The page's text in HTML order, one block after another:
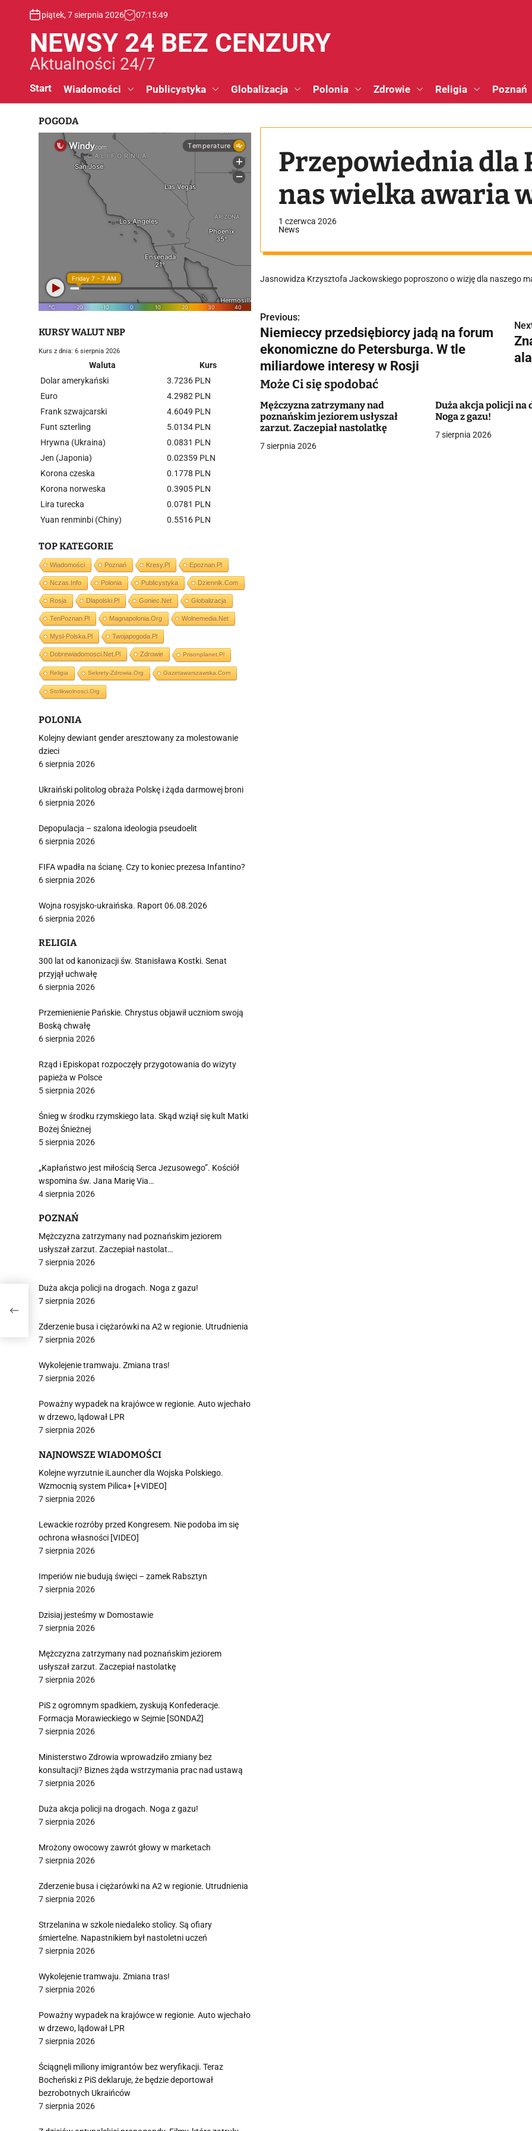
piątek, 7 sierpnia 2026 07:15:49
NEWSY 24 BEZ CENZURY
Aktualności 24/7
Start Wiadomości Publicystyka Globalizacja Polonia Zdrowie Religia Poznań
Przepowiednia dla
nas wielka awaria
1 czerwca 2026
News
Jasnowidza Krzysztofa Jackowskiego poproszono o wizję dla naszego
N
a
w
i
g
a
Previous:
Niemieccy przedsiębiorcy jadą na forum
ekonomiczne do Petersburga. W tle
miliardowe interesy w Rosji
Może Ci się spodobać
Mężczyzna zatrzymany nad
poznańskim jeziorem usłyszał
zarzut. Zaczepiał nastolatkę
7 sierpnia 2026
Duża akcja policji na
Noga z gazu!
7 sierpnia 2026
POGODA
KURSY WALUT NBP
Kurs z dnia: 6 sierpnia 2026
Waluta
Kurs
Dolar amerykański
3.7236 PLN
Euro
4.2982 PLN
Frank szwajcarski
4.6049 PLN
Funt szterling
5.0134 PLN
Hrywna (Ukraina)
0.0831 PLN
Jen (Japonia)
0.02359 PLN
Korona czeska
0.1778 PLN
Korona norweska
0.3905 PLN
Lira turecka
0.0781 PLN
Yuan renminbi (Chiny)
0.5516 PLN
TOP KATEGORIE
Wiadomości Poznań Kresy.pl Epoznan.pl
Nczas.info Polonia Publicystyka Dziennik.com
Rosja Dlapolski.pl Goniec.net Globalizacja
TenPoznan.pl Magnapolonia.org Wolnemedia.net
Mysl-Polska.pl Twojapogoda.pl
Dobrewiadomosci.net.pl Zdrowie Prisonplanet.pl
Religia Sekrety-Zdrowia.org Gazetawarszawska.com
Stolikwolnosci.org
POLONIA
Kolejny dewiant gender aresztowany za molestowanie
dzieci
6 sierpnia 2026
Ukraiński politolog obraża Polskę i żąda darmowej broni
6 sierpnia 2026
Depopulacja – szalona ideologia pseudoelit
6 sierpnia 2026
FIFA wpadła na ścianę. Czy to koniec prezesa Infantino?
6 sierpnia 2026
Wojna rosyjsko-ukraińska. Raport 06.08.2026
6 sierpnia 2026
RELIGIA
300 lat od kanonizacji św. Stanisława Kostki. Senat
przyjął uchwałę
6 sierpnia 2026
Przemienienie Pańskie. Chrystus objawił uczniom swoją
Boską chwałę
6 sierpnia 2026
Rząd i Episkopat rozpoczęły przygotowania do wizyty
papieża w Polsce
5 sierpnia 2026
Śnieg w środku rzymskiego lata. Skąd wziął się kult Matki
Bożej Śnieżnej
5 sierpnia 2026
„Kapłaństwo jest miłością Serca Jezusowego”. Kościół
wspomina św. Jana Marię Via…
4 sierpnia 2026
POZNAŃ
Mężczyzna zatrzymany nad poznańskim jeziorem
usłyszał zarzut. Zaczepiał nastolat…
7 sierpnia 2026
Duża akcja policji na drogach. Noga z gazu!
7 sierpnia 2026
Zderzenie busa i ciężarówki na A2 w regionie. Utrudnienia
7 sierpnia 2026
Wykolejenie tramwaju. Zmiana tras!
7 sierpnia 2026
Poważny wypadek na krajówce w regionie. Auto wjechało
w drzewo, lądował LPR
7 sierpnia 2026
NAJNOWSZE WIADOMOŚCI
Kolejne wyrzutnie iLauncher dla Wojska Polskiego.
Wzmocnią system Pilica+ [+VIDEO]
7 sierpnia 2026
Lewackie rozróby przed Kongresem. Nie podoba im się
ochrona własności [VIDEO]
7 sierpnia 2026
Imperiów nie budują święci – zamek Rabsztyn
7 sierpnia 2026
Dzisiaj jesteśmy w Domostawie
7 sierpnia 2026
Mężczyzna zatrzymany nad poznańskim jeziorem
usłyszał zarzut. Zaczepiał nastolatkę
7 sierpnia 2026
PiS z ogromnym spadkiem, zyskują Konfederacje.
Formacja Morawieckiego w Sejmie [SONDAŻ]
7 sierpnia 2026
Ministerstwo Zdrowia wprowadziło zmiany bez
konsultacji? Biznes żąda wstrzymania prac nad ustawą
7 sierpnia 2026
Duża akcja policji na drogach. Noga z gazu!
7 sierpnia 2026
Mrożony owocowy zawrót głowy w marketach
7 sierpnia 2026
Zderzenie busa i ciężarówki na A2 w regionie. Utrudnienia
7 sierpnia 2026
Strzelanina w szkole niedaleko stolicy. Są ofiary
śmiertelne. Napastnikiem był nastoletni uczeń
7 sierpnia 2026
Wykolejenie tramwaju. Zmiana tras!
7 sierpnia 2026
Poważny wypadek na krajówce w regionie. Auto wjechało
w drzewo, lądował LPR
7 sierpnia 2026
Ściągnęli miliony imigrantów bez weryfikacji. Teraz
Bocheński z PiS deklaruje, że będzie deportował
bezrobotnych Ukraińców
7 sierpnia 2026